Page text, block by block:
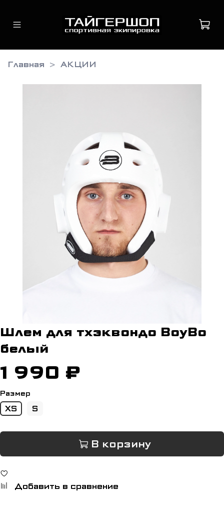
Главная АКЦИИ
Шлем для тхэквондо BoyBo
белый
1 990 ₽
Размер
XS S
В корзину
Добавить в сравнение